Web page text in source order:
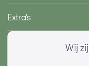
Extra's
Wij